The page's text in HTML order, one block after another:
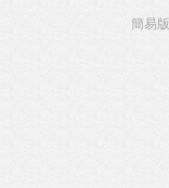
簡易版